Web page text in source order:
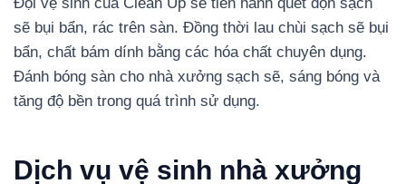
sẽ bụi bẩn, rác trên sàn. Đồng thời lau chùi sạch sẽ bụi
bẩn, chất bám dính bằng các hóa chất chuyên dụng.
Đánh bóng sàn cho nhà xưởng sạch sẽ, sáng bóng và
tăng độ bền trong quá trình sử dụng.
Dịch vụ vệ sinh nhà xưởng